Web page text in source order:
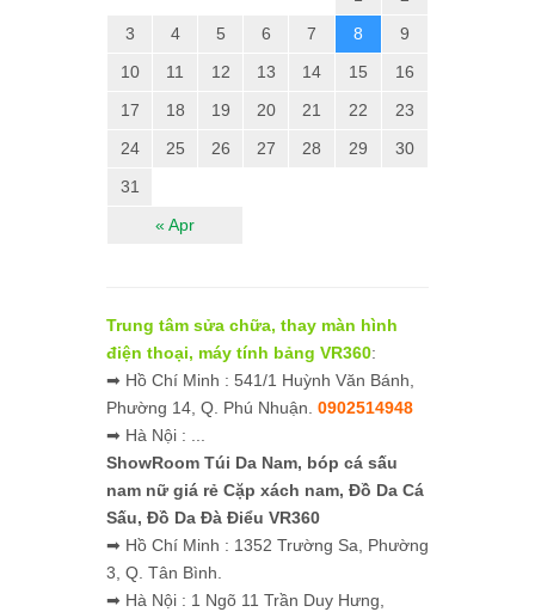
« Apr
3
4 5 6 7 8
9
10
11 12 13 14 15
16
17
18 19 20 21 22
23
24
25 26 27 28 29
30
31
Trung tâm sửa chữa, thay màn hình
điện thoại, máy tính bảng VR360:
➡ Hồ Chí Minh : 541/1 Huỳnh Văn Bánh,
Phường 14, Q. Phú Nhuận. 0902514948
➡ Hà Nội : ...
ShowRoom Túi Da Nam, bóp cá sấu
nam nữ giá rẻ Cặp xách nam, Đồ Da Cá
Sấu, Đồ Da Đà Điểu VR360
➡ Hồ Chí Minh : 1352 Trường Sa, Phường
3, Q. Tân Bình.
➡ Hà Nội : 1 Ngõ 11 Trần Duy Hưng,